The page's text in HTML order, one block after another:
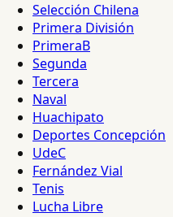
Selección Chilena
Primera División
PrimeraB
Segunda
Tercera
Naval
Huachipato
Deportes Concepción
UdeC
Fernández Vial
Tenis
Lucha Libre